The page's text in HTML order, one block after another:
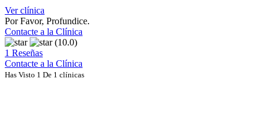
Ver clínica
Por Favor, Profundice.
Contacte a la Clínica
(10.0)
1 Reseñas
Contacte a la Clínica
Has Visto 1 De 1 clínicas